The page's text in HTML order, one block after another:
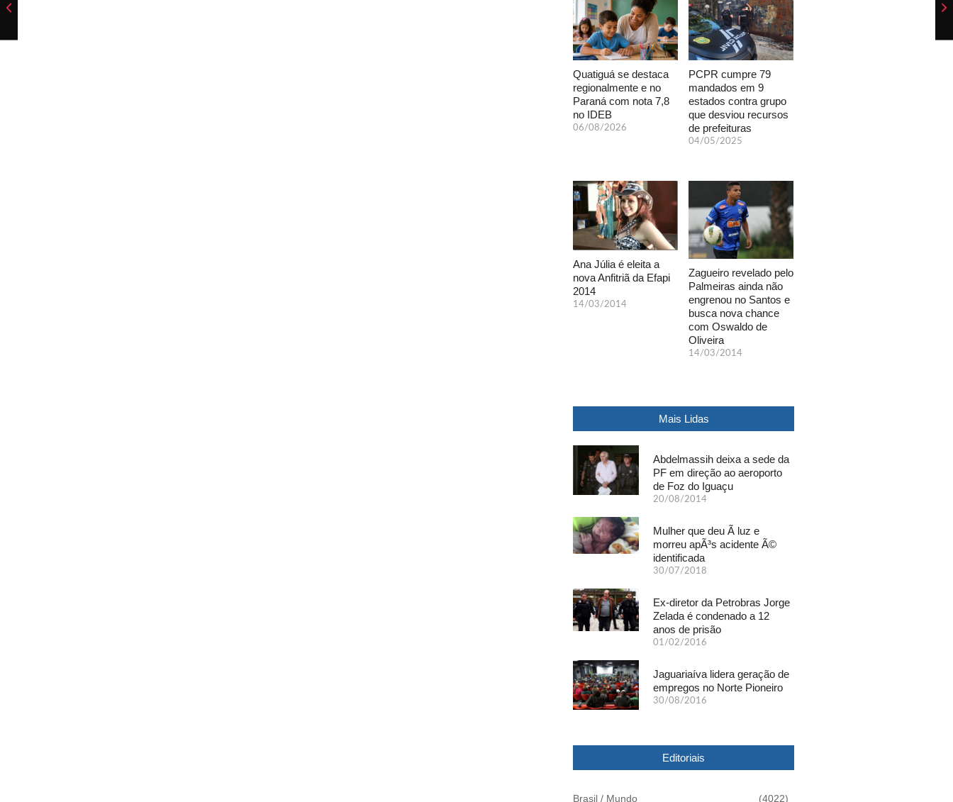
Quatiguá se destaca
regionalmente e no
Paraná com nota 7,8
no IDEB
06/08/2026
PCPR cumpre 79
mandados em 9
estados contra grupo
que desviou recursos
de prefeituras
04/05/2025
Ana Júlia é eleita a
nova Anfitriã da Efapi
2014
14/03/2014
Zagueiro revelado pelo
Palmeiras ainda não
engrenou no Santos e
busca nova chance
com Oswaldo de
Oliveira
14/03/2014
Mais Lidas
Abdelmassih deixa a sede da
PF em direção ao aeroporto
de Foz do Iguaçu
20/08/2014
Mulher que deu Ã luz e
morreu apÃ³s acidente Ã©
identificada
30/07/2018
Ex-diretor da Petrobras Jorge
Zelada é condenado a 12
anos de prisão
01/02/2016
Jaguariaíva lidera geração de
empregos no Norte Pioneiro
30/08/2016
Editoriais
Brasil / Mundo (4022)